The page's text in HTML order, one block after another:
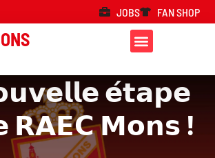
JOBS FAN SHOP
𝗲́𝘁𝗮𝗽𝗲
𝗥𝗔𝗘𝗖 𝗠𝗼𝗻𝘀 !